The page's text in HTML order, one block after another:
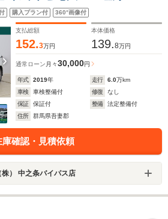
ドラレコ 両側電動ド
ランスソナー LEDヘッドラ
オーナー
購入プラン付 360°画像付
支払総額
152.3万円
本体価格
139.8万円
通常ローン 月々30,000円
年式 2019年 走行 6.0万km
車検
車検整備付 修復
なし
保証
保証付 整備
法定整備付
住所
群馬県吾妻郡
庫確認・見積依頼
） 中之条バイパス店